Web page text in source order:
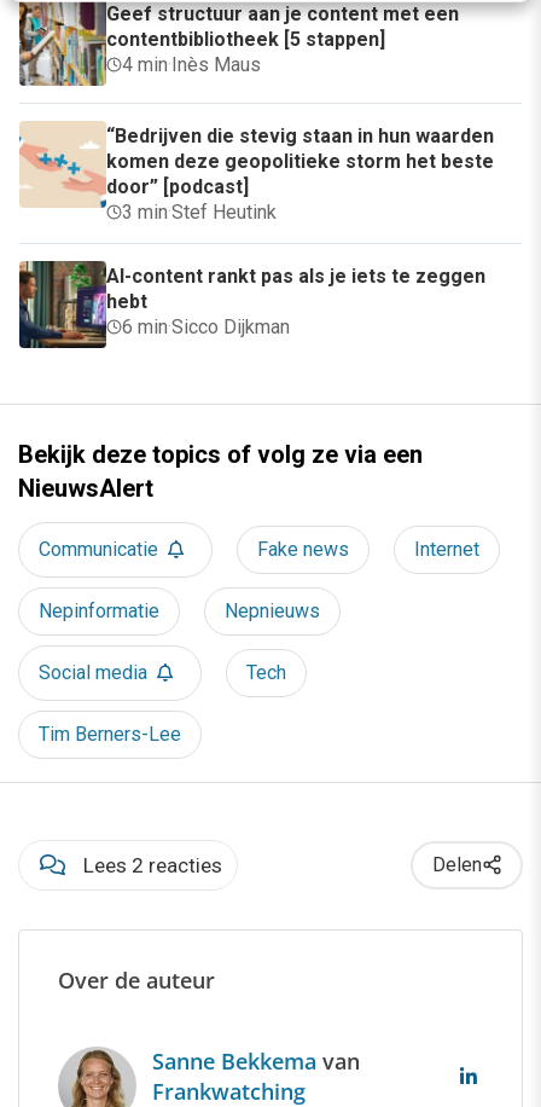
Geef structuur aan je content met een
contentbibliotheek [5 stappen]
4 min·Inès Maus
“Bedrijven die stevig staan in hun waarden
komen deze geopolitieke storm het beste
door” [podcast]
3 min·Stef Heutink
AI-content rankt pas als je iets te zeggen
hebt
6 min·Sicco Dijkman
Bekijk deze topics of volg ze via een
NieuwsAlert
Communicatie Fake news Internet
Nepinformatie Nepnieuws
Social media Tech
Tim Berners-Lee
Lees 2 reacties Delen
Over de auteur
Sanne Bekkema van
Frankwatching